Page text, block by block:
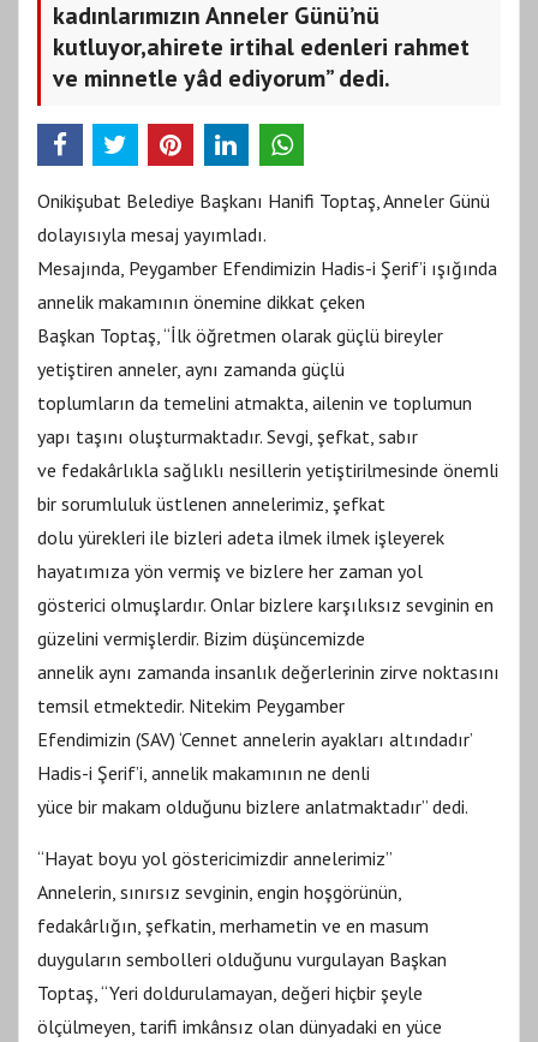
kadınlarımızın Anneler Günü’nü
kutluyor,ahirete irtihal edenleri rahmet
ve minnetle yâd ediyorum” dedi.
Onikişubat Belediye Başkanı Hanifi Toptaş, Anneler Günü
dolayısıyla mesaj yayımladı.
Mesajında, Peygamber Efendimizin Hadis-i Şerif’i ışığında
annelik makamının önemine dikkat çeken
Başkan Toptaş, “İlk öğretmen olarak güçlü bireyler
yetiştiren anneler, aynı zamanda güçlü
toplumların da temelini atmakta, ailenin ve toplumun
yapı taşını oluşturmaktadır. Sevgi, şefkat, sabır
ve fedakârlıkla sağlıklı nesillerin yetiştirilmesinde önemli
bir sorumluluk üstlenen annelerimiz, şefkat
dolu yürekleri ile bizleri adeta ilmek ilmek işleyerek
hayatımıza yön vermiş ve bizlere her zaman yol
gösterici olmuşlardır. Onlar bizlere karşılıksız sevginin en
güzelini vermişlerdir. Bizim düşüncemizde
annelik aynı zamanda insanlık değerlerinin zirve noktasını
temsil etmektedir. Nitekim Peygamber
Efendimizin (SAV) ‘Cennet annelerin ayakları altındadır’
Hadis-i Şerif’i, annelik makamının ne denli
yüce bir makam olduğunu bizlere anlatmaktadır” dedi.
“Hayat boyu yol göstericimizdir annelerimiz”
Annelerin, sınırsız sevginin, engin hoşgörünün,
fedakârlığın, şefkatin, merhametin ve en masum
duyguların sembolleri olduğunu vurgulayan Başkan
Toptaş, “Yeri doldurulamayan, değeri hiçbir şeyle
ölçülmeyen, tarifi imkânsız olan dünyadaki en yüce